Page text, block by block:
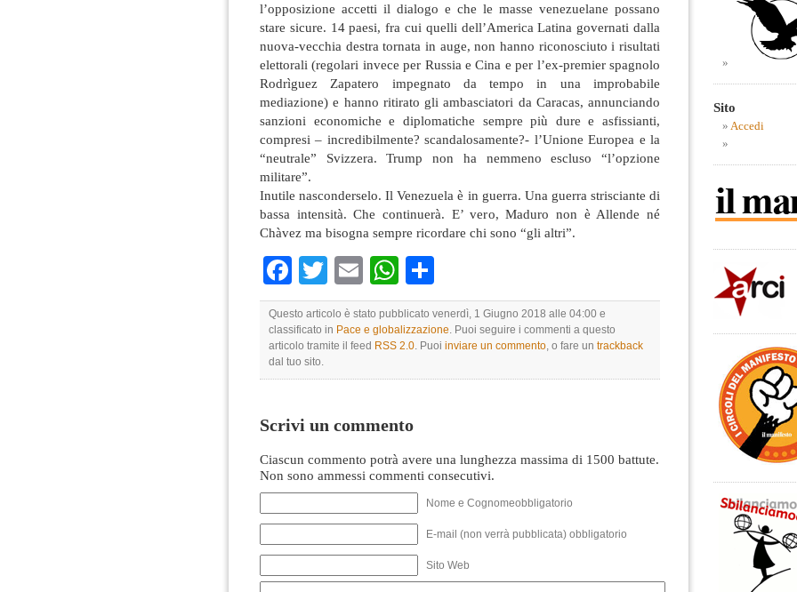
l’opposizione accetti il dialogo e che le masse venezuelane possano
stare sicure. 14 paesi, fra cui quelli dell’America Latina governati dalla
nuova-vecchia destra tornata in auge, non hanno riconosciuto i risultati
elettorali (regolari invece per Russia e Cina e per l’ex-premier spagnolo
Rodrìguez Zapatero impegnato da tempo in una improbabile
mediazione) e hanno ritirato gli ambasciatori da Caracas, annunciando
sanzioni economiche e diplomatiche sempre più dure e asfissianti,
compresi – incredibilmente? scandalosamente?- l’Unione Europea e la
“neutrale” Svizzera. Trump non ha nemmeno escluso “l’opzione
militare”.
Inutile nasconderselo. Il Venezuela è in guerra. Una guerra strisciante di
bassa intensità. Che continuerà. E’ vero, Maduro non è Allende né
Chàvez ma bisogna sempre ricordare chi sono “gli altri”.
Facebook
TwitterEmailWhatsApp
Questo articolo è stato pubblicato venerdì, 1 Giugno 2018 alle 04:00 e
classificato in Pace e globalizzazione. Puoi seguire i commenti a questo
articolo tramite il feed RSS 2.0. Puoi inviare un commento, o fare un trackback
dal tuo sito.
Scrivi un commento
Ciascun commento potrà avere una lunghezza massima di 1500 battute.
Non sono ammessi commenti consecutivi.
Nome e Cognomeobbligatorio
E-mail (non verrà pubblicata) obbligatorio
Sito Web
Sito
Accedi